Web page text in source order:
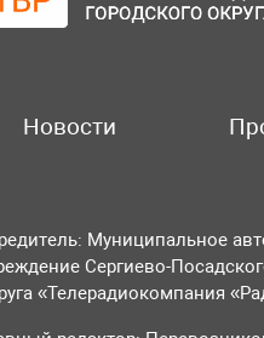
Новости
Муниципальное
Сергиево-
«Телерадиокомпания